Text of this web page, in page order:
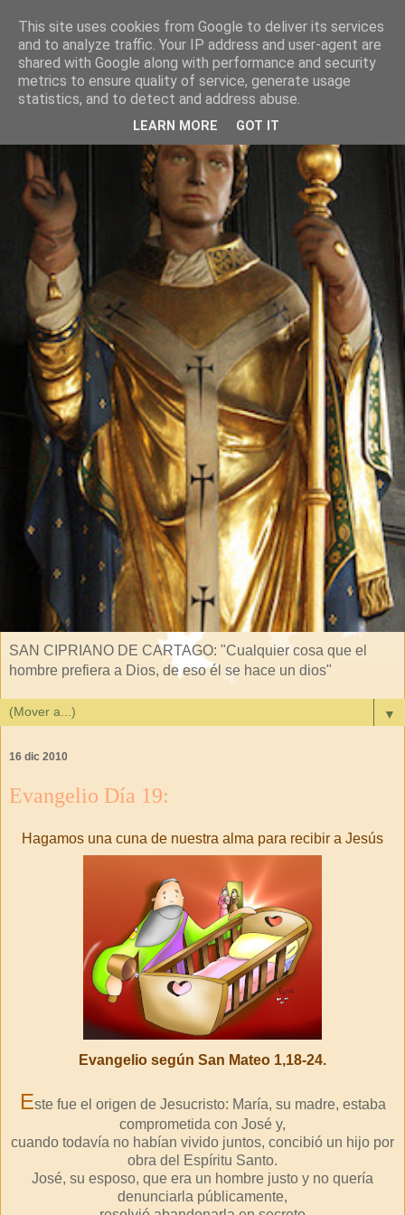
SAN CIPRIANO DE CARTAGO: "Cualquier cosa que el
hombre prefiera a Dios, de eso él se hace un dios"
▼
16 dic 2010
Evangelio Día 19:
Hagamos una cuna de nuestra alma para recibir a Jesús
Evangelio según San Mateo 1,18-24.
Este fue el origen de Jesucristo: María, su madre, estaba
comprometida con José y,
cuando todavía no habían vivido juntos, concibió un hijo por
obra del Espíritu Santo.
José, su esposo, que era un hombre justo y no quería
denunciarla públicamente,
This site uses cookies from Google to deliver its services
and to analyze traffic. Your IP address and user-agent are
shared with Google along with performance and security
metrics to ensure quality of service, generate usage
statistics, and to detect and address abuse.
LEARN MORE GOT IT